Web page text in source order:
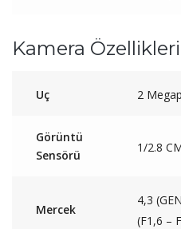
Kamera Özellikleri
Uç 2
Görüntü
Sensörü
1/2.8
Mercek
4,3
(F1,6 –